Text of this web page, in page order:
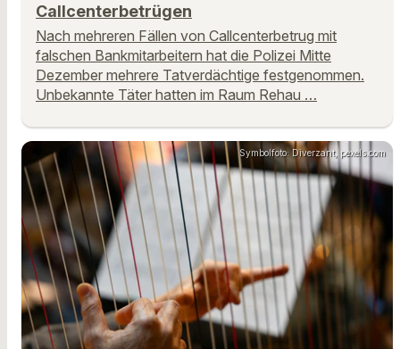
Callcenterbetrügen
Nach mehreren Fällen von Callcenterbetrug mit
falschen Bankmitarbeitern hat die Polizei Mitte
Dezember mehrere Tatverdächtige festgenommen.
Unbekannte Täter hatten im Raum Rehau …
Symbolfoto: Diverzant, pexels.com